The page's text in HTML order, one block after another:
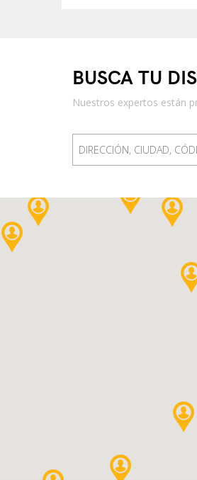
BUSCA TU
Nuestros expertos están